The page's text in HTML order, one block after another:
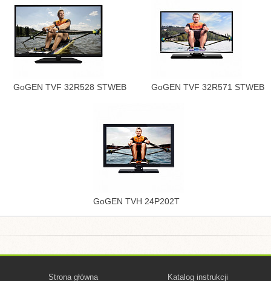
GoGEN TVF 32R528 STWEB GoGEN TVF 32R571 STWEB
GoGEN TVH 24P202T
Strona główna Katalog instrukcji